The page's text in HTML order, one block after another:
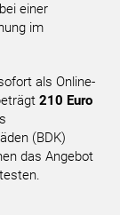
einer
im
als Online-
210 Euro
(BDK)
das Angebot